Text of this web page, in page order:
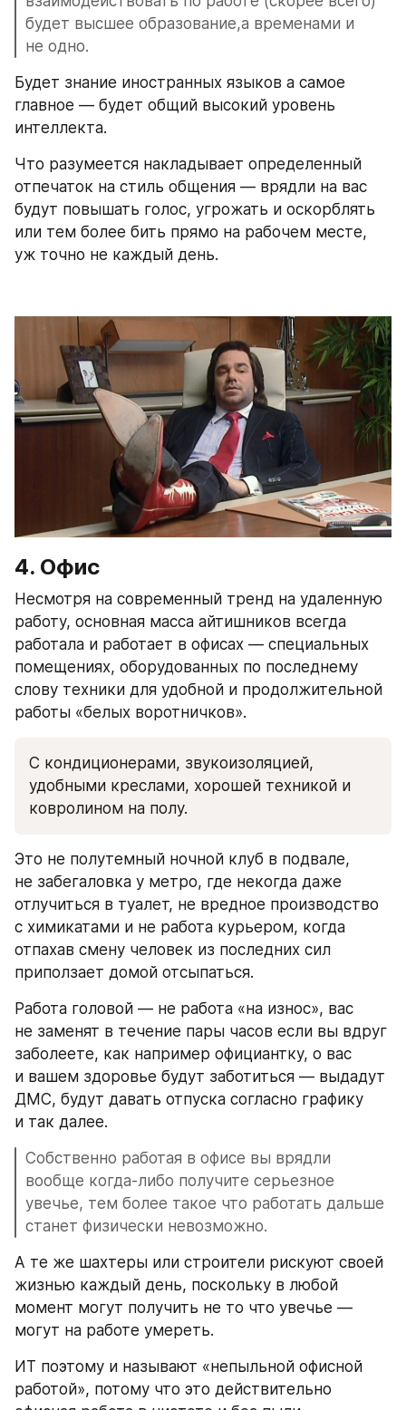
будет высшее образование,а временами и
не одно.
Будет знание иностранных языков а самое
главное — будет общий высокий уровень
интеллекта.
Что разумеется накладывает определенный
отпечаток на стиль общения — врядли на вас
будут повышать голос, угрожать и оскорблять
или тем более бить прямо на рабочем месте,
уж точно не каждый день.
4. Офис
Несмотря на современный тренд на удаленную
работу, основная масса айтишников всегда
работала и работает в офисах — специальных
помещениях, оборудованных по последнему
слову техники для удобной и продолжительной
работы «белых воротничков».
С кондиционерами, звукоизоляцией,
удобными креслами, хорошей техникой и
ковролином на полу.
Это не полутемный ночной клуб в подвале,
не забегаловка у метро, где некогда даже
отлучиться в туалет, не вредное производство
с химикатами и не работа курьером, когда
отпахав смену человек из последних сил
приползает домой отсыпаться.
Работа головой — не работа «на износ», вас
не заменят в течение пары часов если вы вдруг
заболеете, как например официантку, о вас
и вашем здоровье будут заботиться — выдадут
ДМС, будут давать отпуска согласно графику
и так далее.
Собственно работая в офисе вы врядли
вообще когда-либо получите серьезное
увечье, тем более такое что работать дальше
станет физически невозможно.
А те же шахтеры или строители рискуют своей
жизнью каждый день, поскольку в любой
момент могут получить не то что увечье —
могут на работе умереть.
ИТ поэтому и называют «непыльной офисной
работой», потому что это действительно